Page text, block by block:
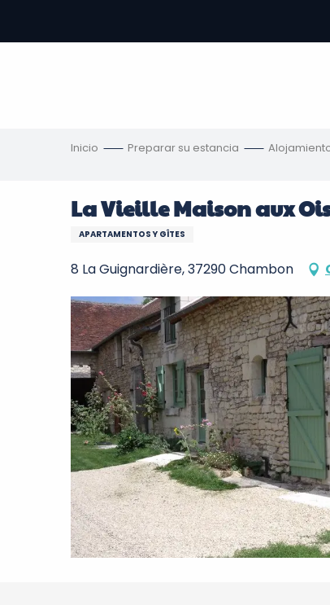
contenu
Inicio Preparar su estancia
La Vieille Maison aux
APARTAMENTOS Y GÎTES
8 La Guignardière, 37290 Chambon